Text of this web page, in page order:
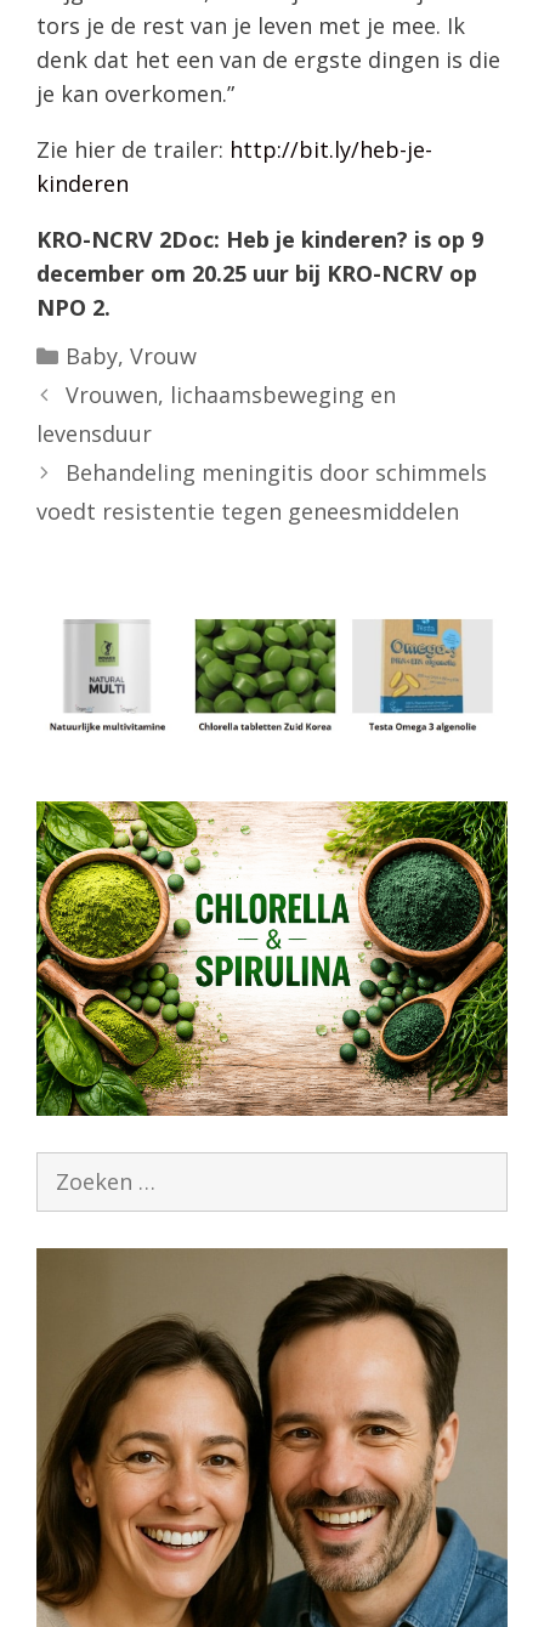
tors je de rest van je leven met je mee. Ik
denk dat het een van de ergste dingen is die
je kan overkomen.”
Zie hier de trailer: http://bit.ly/heb-je-
kinderen
KRO-NCRV 2Doc: Heb je kinderen? is op 9
december om 20.25 uur bij KRO-NCRV op
NPO 2.
Categorieën
Baby, Vrouw
Vrouwen, lichaamsbeweging en
levensduur
Behandeling meningitis door schimmels
voedt resistentie tegen geneesmiddelen
Zoek